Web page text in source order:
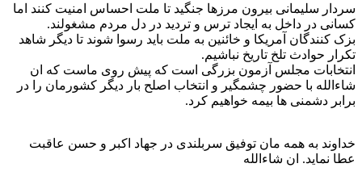
سردار سلیمانی بیرون مرزها جنگید تا ملت احساس امنیت کنند اما
کسانی در داخل به ایجاد ترس و تردید در دل مردم مشغولند.
بزک کنندگان آمریکا و خائنین به ملت باید رسوا شوند تا دیگر شاهد
تکرار حوادث تلخ تاریخ نباشیم.
انتخابات مجلس آزمون بزرگی است که پیش روی ماست که ان
شاءالله با حضور چشمگیر و انتخاب اصلح بار دیگر کشورمان را در
برابر دشمنی ها بیمه خواهیم کرد.
خداوند به همه مان توفیق سربلندی در جهاد اکبر و حسن عاقبت
عطا نماید. ان شاءالله